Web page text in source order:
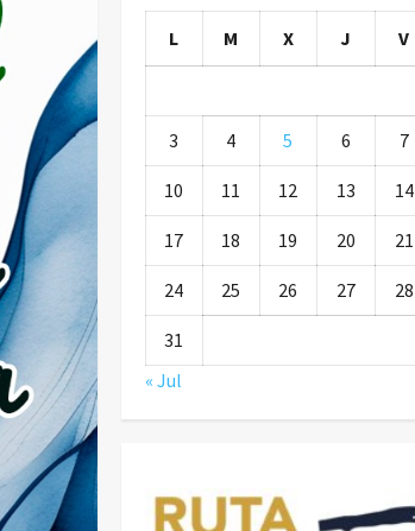
L M X J V
3 4 5 6 7
10 11 12 13 14
17 18 19 20 21
24 25 26 27 28
31
« Jul